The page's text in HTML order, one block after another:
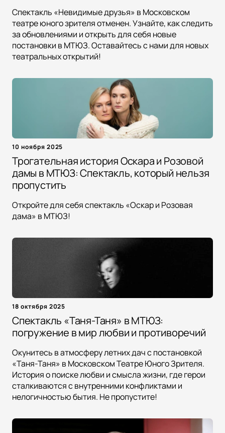
Спектакль «Невидимые друзья» в Московском
театре юного зрителя отменен. Узнайте, как следить
за обновлениями и открыть для себя новые
постановки в МТЮЗ. Оставайтесь с нами для новых
театральных открытий!
10 ноября 2025
Трогательная история Оскара и Розовой
дамы в МТЮЗ: Спектакль, который нельзя
пропустить
Откройте для себя спектакль «Оскар и Розовая
дама» в МТЮЗ!
18 октября 2025
Спектакль «Таня-Таня» в МТЮЗ:
погружение в мир любви и противоречий
Окунитесь в атмосферу летних дач с постановкой
«Таня-Таня» в Московском Театре Юного Зрителя.
История о поиске любви и смысла жизни, где герои
сталкиваются с внутренними конфликтами и
нелогичностью бытия. Не пропустите!